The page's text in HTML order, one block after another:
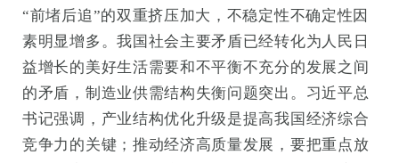
“前堵后追”的双重挤压加大，不稳定性不确定性因
素明显增多。我国社会主要矛盾已经转化为人民日
益增长的美好生活需要和不平衡不充分的发展之间
的矛盾，制造业供需结构失衡问题突出。习近平总
书记强调，产业结构优化升级是提高我国经济综合
竞争力的关键；推动经济高质量发展，要把重点放